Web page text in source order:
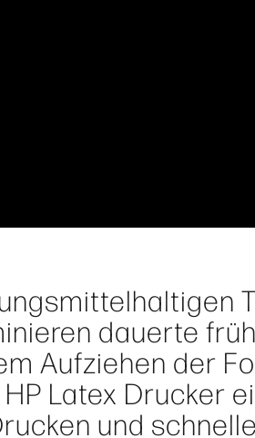
dauerte
Aufziehen der
Latex Drucker
und